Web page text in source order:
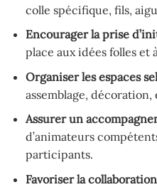
colle spécifique, fils,
Encourager la prise
place aux idées folles et
Organiser les espaces
assemblage, décoration,
Assurer un
d’animateurs
participants.
Favoriser la collaboration